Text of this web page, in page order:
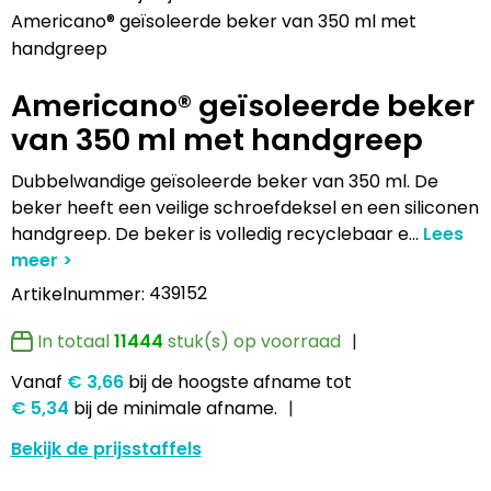
Lampen en Gereedschap
Paraplu's
Persoonlijke verzorging
Reisbenodigdheden
Sleutelhangers en Lanyards
Snoepgoed
Spellen voor binnen en buiten
Sport
Draagtassen
Fietstassen
Golftassen
Heuptassen
Jute tassen
Katoenen draagtassen
Kledingtassen
Koeltassen en Koelboxen
Multifunctionele pennen
Kinderschrijfwaren
Pennen in unieke vormen
Gadgetpennen
Hemden bedrukken
Kledingaccessoires
Ondergoed, Sokken en Nachtkleding
Petten, Hoeden en Mutsen
Peuters en Baby's
Polo's bedrukken
Regenkleding
Schoenen
USB Stekkers
Selfie sticks
Powerbanks
Telefoonstandaards en accessoires
Computer- en Laptopaccessoires
Zonne energie opladers
Tabletstandaards en accessoires
Speakers en Speakeraccessoires
Pennen etui's
Portemonnees
Post, Pen en Geschenkverpakkingen
Stickers
Visitekaart- en Pashouders
Whiteboards en flipcharts
Hoteltextiel
Kledingaccessoires
Ondergoed en Sokken
Overalls
Overhemden
Polo's
Reflecterende polo's
Reflecterende vesten
Clique
Elevate
James Harvest
Journalbooks
Mepal
Moleskine
Motorola
MyKit
Americano® geïsoleerde beker van 350 ml met
handgreep
Americano® geïsoleerde beker
van 350 ml met handgreep
Dubbelwandige geïsoleerde beker van 350 ml. De
beker heeft een veilige schroefdeksel en een siliconen
handgreep. De beker is volledig recyclebaar e...
Artikelnummer: 439152
In totaal11444 stuk(s) op voorraad
Vanaf € 3,66 bij de hoogste afnametot
€ 5,34 bij de minimale afname.
Bekijk de prijsstaffels